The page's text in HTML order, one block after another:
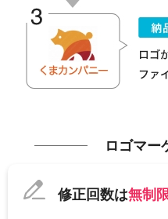
ロゴマー
修正回数は無制